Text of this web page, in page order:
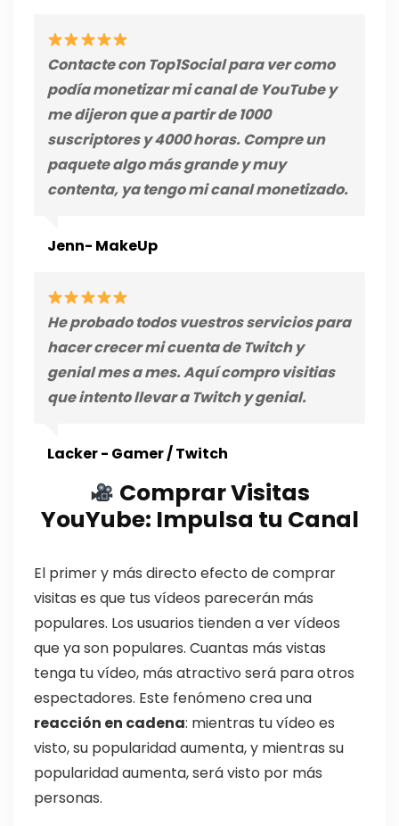
Contacte con Top1Social para ver como
podía monetizar mi canal de YouTube y
me dijeron que a partir de 1000
suscriptores y 4000 horas. Compre un
paquete algo más grande y muy
contenta, ya tengo mi canal monetizado.
Jenn- MakeUp
He probado todos vuestros servicios para
hacer crecer mi cuenta de Twitch y
genial mes a mes. Aquí compro visitias
que intento llevar a Twitch y genial.
Lacker - Gamer / Twitch
Comprar Visitas
YouYube: Impulsa tu Canal
El primer y más directo efecto de comprar
visitas es que tus vídeos parecerán más
populares. Los usuarios tienden a ver vídeos
que ya son populares. Cuantas más vistas
tenga tu vídeo, más atractivo será para otros
espectadores. Este fenómeno crea una
reacción en cadena: mientras tu vídeo es
visto, su popularidad aumenta, y mientras su
popularidad aumenta, será visto por más
personas.